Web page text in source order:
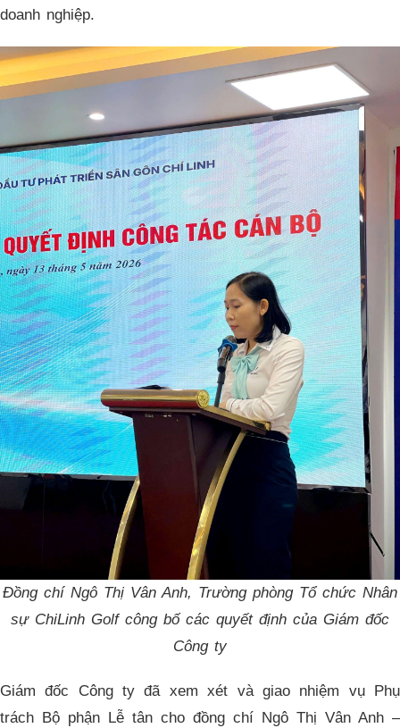
doanh nghiệp.
Đồng chí Ngô Thị Vân Anh, Trường phòng Tổ chức Nhân
sự ChiLinh Golf công bố các quyết định của Giám đốc
Công ty
Giám đốc Công ty đã xem xét và giao nhiệm vụ Phụ
trách Bộ phận Lễ tân cho đồng chí Ngô Thị Vân Anh –